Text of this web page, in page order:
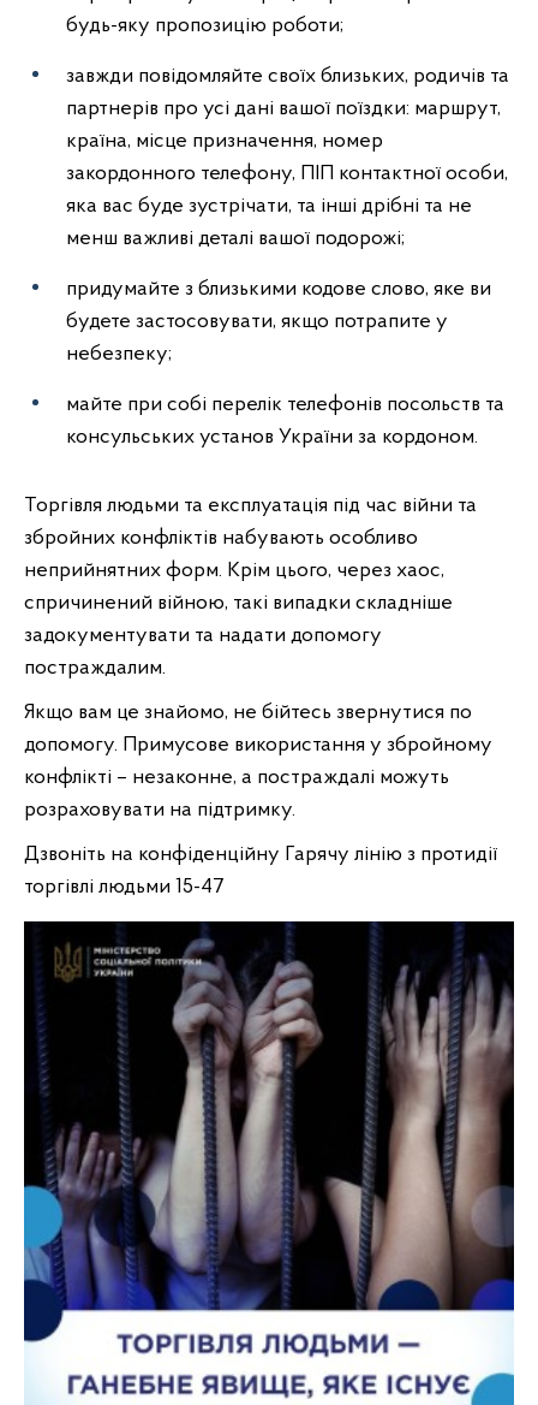
будь-яку пропозицію роботи;
завжди повідомляйте своїх близьких, родичів та
партнерів про усі дані вашої поїздки: маршрут,
країна, місце призначення, номер
закордонного телефону, ПІП контактної особи,
яка вас буде зустрічати, та інші дрібні та не
менш важливі деталі вашої подорожі;
придумайте з близькими кодове слово, яке ви
будете застосовувати, якщо потрапите у
небезпеку;
майте при собі перелік телефонів посольств та
консульських установ України за кордоном.
Торгівля людьми та експлуатація під час війни та
збройних конфліктів набувають особливо
неприйнятних форм. Крім цього, через хаос,
спричинений війною, такі випадки складніше
задокументувати та надати допомогу
постраждалим.
Якщо вам це знайомо, не бійтесь звернутися по
допомогу. Примусове використання у збройному
конфлікті – незаконне, а постраждалі можуть
розраховувати на підтримку.
Дзвоніть на конфіденційну Гарячу лінію з протидії
торгівлі людьми 15-47